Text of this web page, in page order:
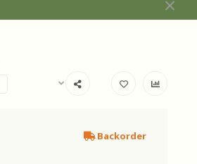
Backorder